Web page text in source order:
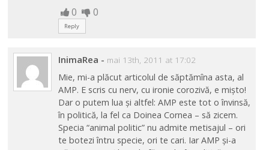
0 0
Reply
InimaRea - mai 13th, 2011 at 17:02
Mie, mi-a plăcut articolul de săptămîna asta, al
AMP. E scris cu nerv, cu ironie corozivă, e mișto!
Dar o putem lua și altfel: AMP este tot o învinsă,
în politică, la fel ca Doinea Cornea – să zicem.
Specia “animal politic” nu admite metisajul – ori
te botezi întru specie, ori te cari. Iar AMP și-a